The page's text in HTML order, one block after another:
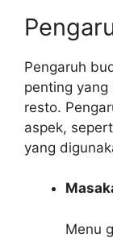
Pengaruh
penting yang
resto.
aspek,
yang
Menu